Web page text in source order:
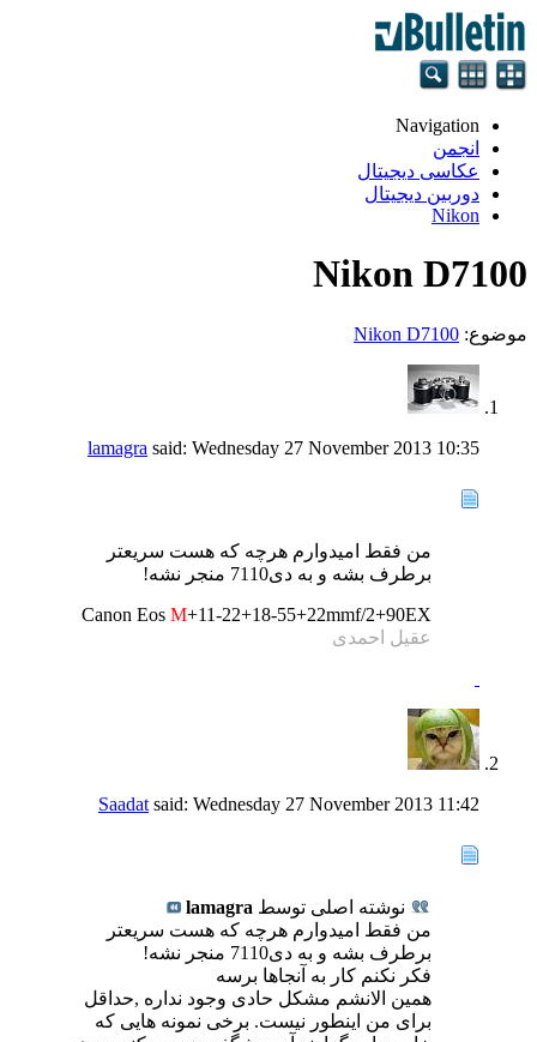
Navigation
انجمن
عکاسی دیجیتال
دوربین دیجیتال
Nikon
Nikon D7100
موضوع: Nikon D7100
lamagra said: Wednesday 27 November 2013 10:35
من فقط امیدوارم هرچه که هست سریعتر
برطرف بشه و به دی7110 منجر نشه!
Canon Eos M+11-22+18-55+22mmf/2+90EX
عقیل احمدی
Saadat said: Wednesday 27 November 2013 11:42
نوشته اصلی توسط lamagra
من فقط امیدوارم هرچه که هست سریعتر
برطرف بشه و به دی7110 منجر نشه!
فکر نکنم کار به آنجاها برسه
همین الانشم مشکل حادی وجود نداره ,حداقل
برای من اینطور نیست. برخی نمونه هایی که